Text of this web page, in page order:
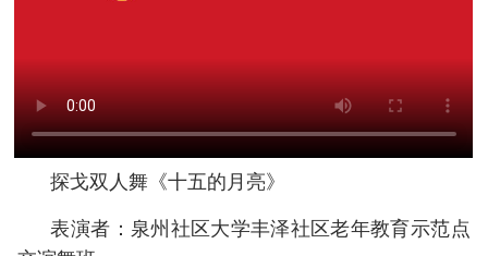
探戈双人舞《十五的月亮》
表演者：泉州社区大学丰泽社区老年教育示范点